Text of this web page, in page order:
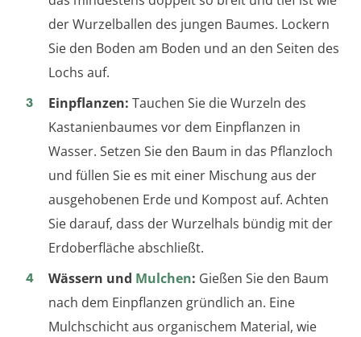
der Wurzelballen des jungen Baumes. Lockern
Sie den Boden am Boden und an den Seiten des
Lochs auf.
Einpflanzen: Tauchen Sie die Wurzeln des
Kastanienbaumes vor dem Einpflanzen in
Wasser. Setzen Sie den Baum in das Pflanzloch
und füllen Sie es mit einer Mischung aus der
ausgehobenen Erde und Kompost auf. Achten
Sie darauf, dass der Wurzelhals bündig mit der
Erdoberfläche abschließt.
Wässern und Mulchen: Gießen Sie den Baum
nach dem Einpflanzen gründlich an. Eine
Mulchschicht aus organischem Material, wie